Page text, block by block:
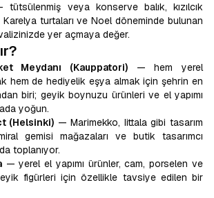
tütsülenmiş veya konserve balık, kızılcık
turtaları ve Noel döneminde bulunan
yer açmaya değer.
Meydanı (Kauppatori) — hem yerel
hem de hediyelik eşya almak için şehrin en
biri; geyik boynuzu ürünleri ve el yapımı
yoğun.
(Helsinki) — Marimekko, Iittala gibi tasarım
gemisi mağazaları ve butik tasarımcı
toplanıyor.
— yerel el yapımı ürünler, cam, porselen ve
figürleri için özellikle tavsiye edilen bir